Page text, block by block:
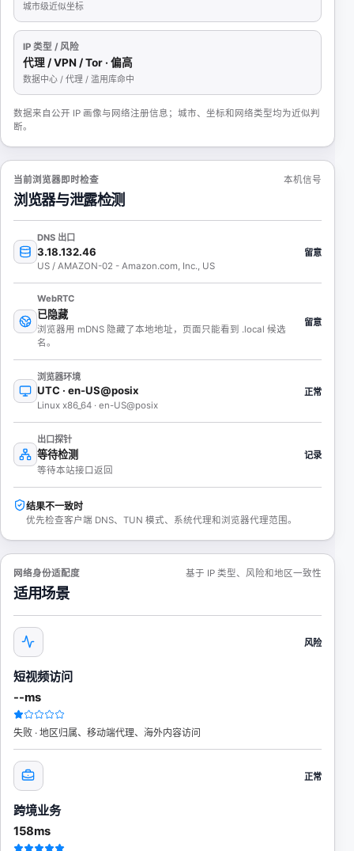
城市级近似坐标
IP 类型 / 风险
代理 / VPN / Tor · 偏高
数据中心 / 代理 / 滥用库命中
数据来自公开 IP 画像与网络注册信息；城市、坐标和网络类型均为近似判
断。
当前浏览器即时检查
浏览器与泄露检测
本机信号
DNS 出口
3.18.132.46
US / AMAZON-02 - Amazon.com, Inc., US
留意
WebRTC
已隐藏
浏览器用 mDNS 隐藏了本地地址，页面只能看到 .local 候选
名。
留意
浏览器环境
UTC · en-US@posix
Linux x86_64 · en-US@posix
正常
出口探针
等待检测
等待本站接口返回
记录
结果不一致时
优先检查客户端 DNS、TUN 模式、系统代理和浏览器代理范围。
网络身份适配度
适用场景
基于 IP 类型、风险和地区一致性
风险
短视频访问
--ms
失败 · 地区归属、移动端代理、海外内容访问
正常
跨境业务
158ms